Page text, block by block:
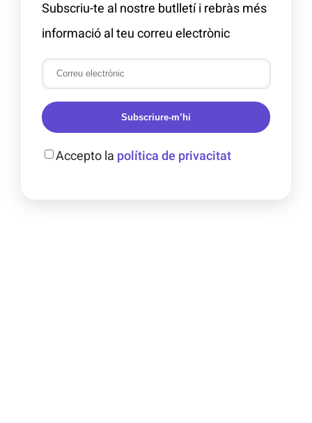
Subscriu-te al nostre butlletí i rebràs més
informació al teu correu electrònic
Subscriure-m’hi
Accepto la política de privacitat